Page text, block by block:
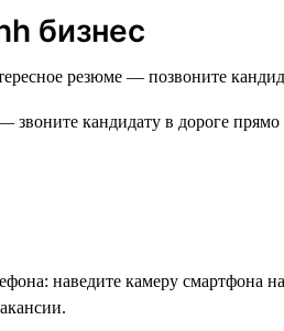
бизнес
резюме — позвоните
наведите камеру